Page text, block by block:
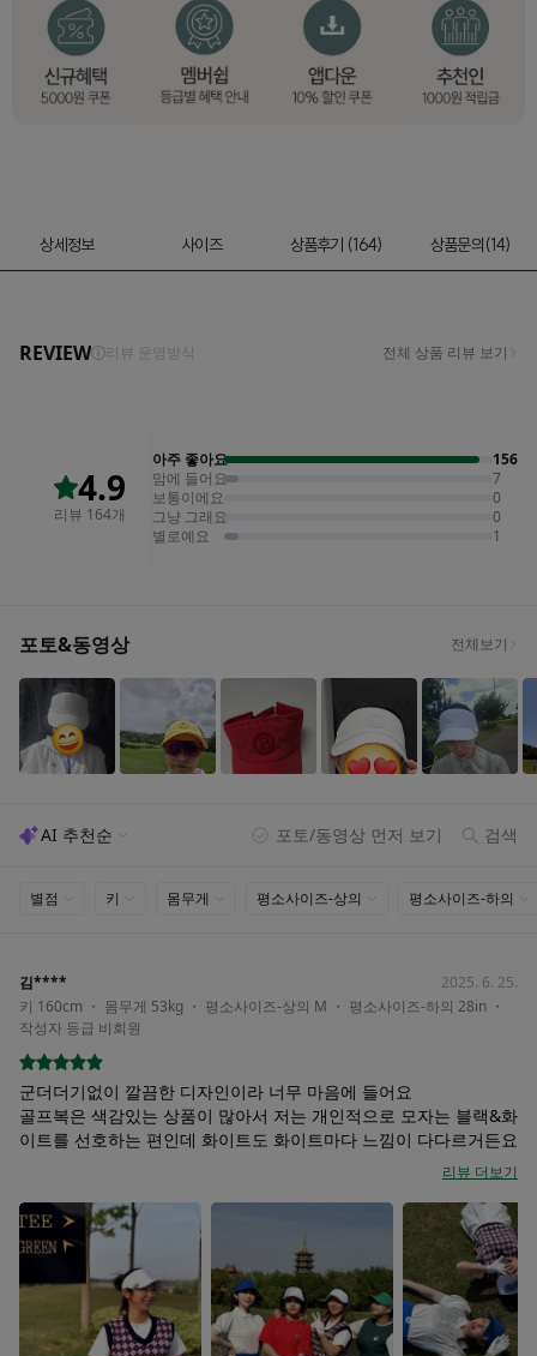
상세정보 사이즈 상품후기 (164) 상품문의(14)